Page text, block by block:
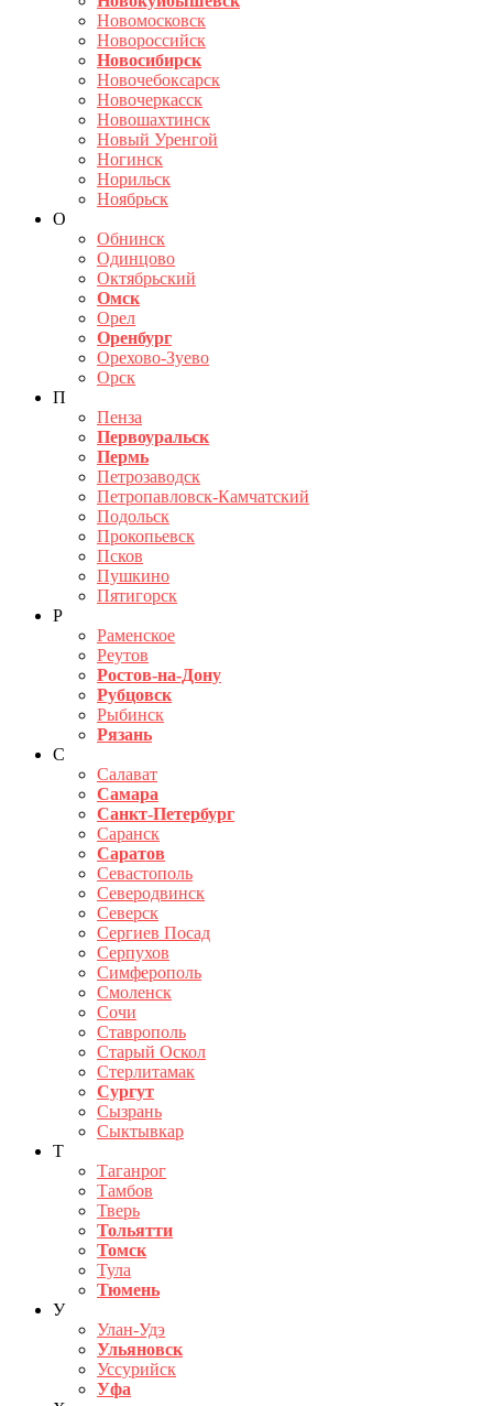
Новомосковск
Новороссийск
Новосибирск
Новочебоксарск
Новочеркасск
Новошахтинск
Новый Уренгой
Ногинск
Норильск
Ноябрьск
О
Обнинск
Одинцово
Октябрьский
Омск
Орел
Оренбург
Орехово-Зуево
Орск
П
Пенза
Первоуральск
Пермь
Петрозаводск
Петропавловск-Камчатский
Подольск
Прокопьевск
Псков
Пушкино
Пятигорск
Р
Раменское
Реутов
Ростов-на-Дону
Рубцовск
Рыбинск
Рязань
С
Салават
Самара
Санкт-Петербург
Саранск
Саратов
Севастополь
Северодвинск
Северск
Сергиев Посад
Серпухов
Симферополь
Смоленск
Сочи
Ставрополь
Старый Оскол
Стерлитамак
Сургут
Сызрань
Сыктывкар
Т
Таганрог
Тамбов
Тверь
Тольятти
Томск
Тула
Тюмень
У
Улан-Удэ
Ульяновск
Уссурийск
Уфа